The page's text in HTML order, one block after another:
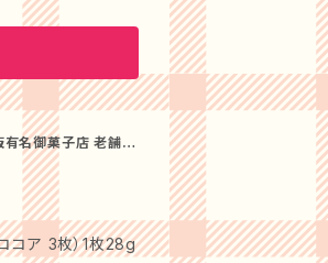
この和菓子を添
な幸せを彩るお
の心がこもった贈
、乳化剤 ※原
と上品な甘さが特
い見た
な方への贈り物
としてもご利用い
有名御菓子店 老舗の
コア 3枚）1枚28g